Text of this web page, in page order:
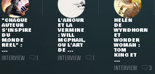
"CHAQUE
AUTEUR
S'INSPIRE
DU
MONDE
RÉEL" :
...
INTERVIEW 1
L'AMOUR
ET LA
VERMINE
: WILL
MCPHAIL,
OU L'ART
DE ...
INTERVIEW 1
HELEN
DE
WYNDHORN
ET
WONDER
WOMAN :
TOM
KING ET
...
INTERVIEW 3